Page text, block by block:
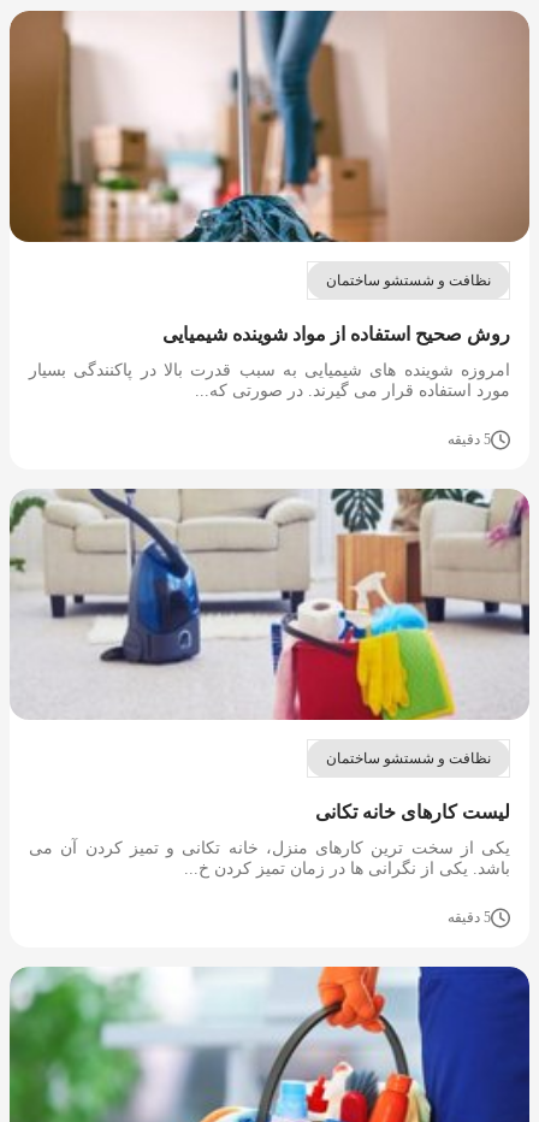
نظافت و شستشو ساختمان
روش صحیح استفاده از مواد شوینده شیمیایی
امروزه شوینده های شیمیایی به سبب قدرت بالا در پاکنندگی بسیار
مورد استفاده قرار می گیرند. در صورتی که...
5 دقیقه
نظافت و شستشو ساختمان
لیست کارهای خانه تکانی
یکی از سخت ترین کارهای منزل، خانه تکانی و تمیز کردن آن می
باشد. یکی از نگرانی ها در زمان تمیز کردن خ...
5 دقیقه